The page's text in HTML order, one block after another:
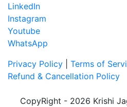
LinkedIn
Instagram
Youtube
WhatsApp
Privacy Policy
Terms of
Refund & Cancellation Policy
CopyRight - 2026 Krishi